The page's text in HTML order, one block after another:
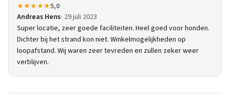
★★★★★5,0
Andreas Hens 29 juli 2023
Super locatie, zeer goede faciliteiten. Heel goed voor honden.
Dichter bij het strand kon niet. Winkelmogelijkheden op
loopafstand. Wij waren zeer tevreden en zullen zeker weer
verblijven.